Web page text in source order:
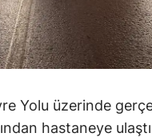
Mersin
İstanbul
Kars
Yolu üzerinde
hastaneye